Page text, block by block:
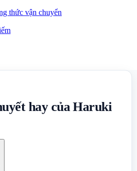
thức vận chuyển
hay của Haruki